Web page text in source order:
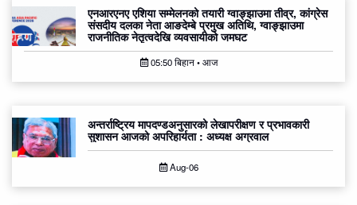
एनआरएनए एशिया सम्मेलनको तयारी ग्वाङ्झाउमा तीव्र, कांग्रेस
संसदीय दलका नेता आङदेम्बे प्रमुख अतिथि, ग्वाङ्झाउमा
राजनीतिक नेतृत्वदेखि व्यवसायीको जमघट
05:50 बिहान • आज
अन्तर्राष्ट्रिय मापदण्डअनुसारको लेखापरीक्षण र प्रभावकारी
सुशासन आजको अपरिहार्यता : अध्यक्ष अग्रवाल
Aug-06